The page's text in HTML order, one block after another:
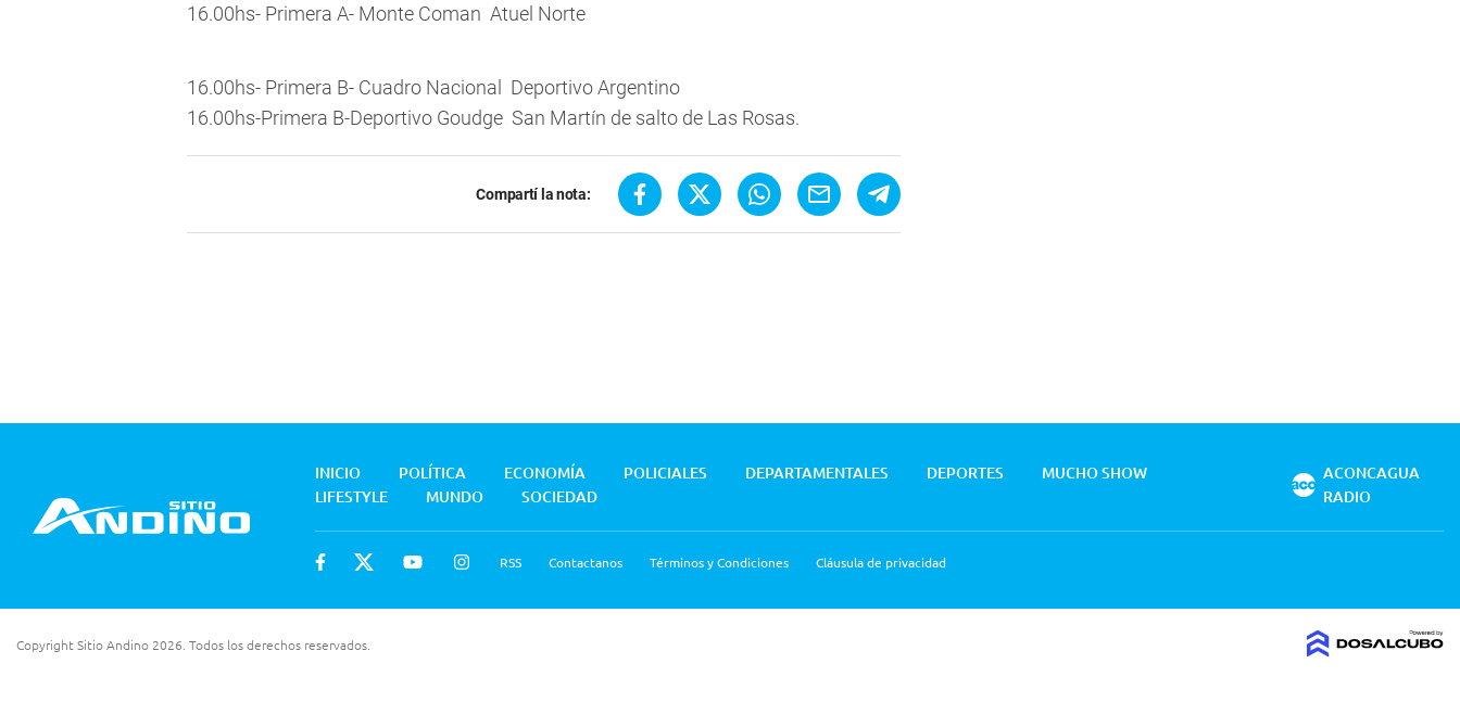
16.00hs- Primera A- Monte Coman  Atuel Norte
16.00hs- Primera B- Cuadro Nacional  Deportivo Argentino
16.00hs-Primera B-Deportivo Goudge  San Martín de salto de Las Rosas.
Compartí la nota:
INICIO POLÍTICA ECONOMÍA POLICIALES DEPARTAMENTALES DEPORTES
MUCHO SHOW
LIFESTYLE
MUNDO SOCIEDAD
RSS Contactanos Términos y Condiciones Cláusula de privacidad
ACONCAGUA
RADIO
Copyright Sitio Andino 2026. Todos los derechos reservados.